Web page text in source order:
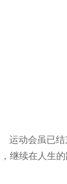
运动会虽已
继续在人生的